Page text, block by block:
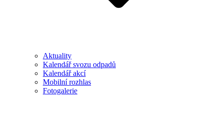
Aktuality
Kalendář svozu odpadů
Kalendář akcí
Mobilní rozhlas
Fotogalerie